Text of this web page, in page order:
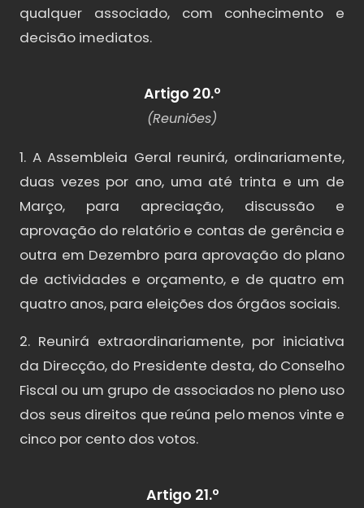
qualquer associado, com conhecimento e
decisão imediatos.
Artigo 20.º
(Reuniões)
1. A Assembleia Geral reunirá, ordinariamente,
duas vezes por ano, uma até trinta e um de
Março, para apreciação, discussão e
aprovação do relatório e contas de gerência e
outra em Dezembro para aprovação do plano
de actividades e orçamento, e de quatro em
quatro anos, para eleições dos órgãos sociais.
2. Reunirá extraordinariamente, por iniciativa
da Direcção, do Presidente desta, do Conselho
Fiscal ou um grupo de associados no pleno uso
dos seus direitos que reúna pelo menos vinte e
cinco por cento dos votos.
Artigo 21.º